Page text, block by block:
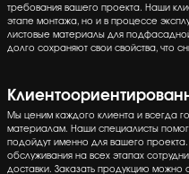
требования вашего проекта. Наши
этапе монтажа, но и в процессе
листовые материалы для
долго сохраняют свои свойства, что
Мы ценим каждого клиента и всегда
материалам. Наши специалисты
подойдут именно для вашего
обслуживания на всех этапах
доставки. Заказать продукцию можно